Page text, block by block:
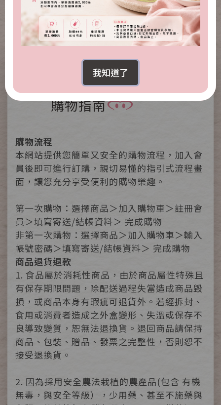
SHOPPING GUIDE
購物指南
購物流程
本網站提供您簡單又安全的購物流程，加入會
員後即可進行訂購，親切易懂的指引式流程畫
面，讓您充分享受便利的購物樂趣。
第一次購物：選擇商品＞加入購物車＞註冊會
員＞填寫寄送/結帳資料＞ 完成購物
非第一次購物：選擇商品＞加入購物車＞輸入
帳號密碼＞填寫寄送/結帳資料＞ 完成購物
商品退貨退款
1. 食品屬於消耗性商品，由於商品屬性特殊且
有保存期限問題，除配送過程失當造成商品毀
損，或商品本身有瑕疵可退貨外。若經拆封、
食用或消費者造成之外盒變形、失溫或保存不
良導致變質，恕無法退換貨。退回商品請保持
商品、包裝、贈品、發票之完整性，否則恕不
接受退換貨。
2. 因為採用安全農法栽植的農產品(包含 有機
無毒，與安全等級），少用藥、甚至不施藥與
我知道了